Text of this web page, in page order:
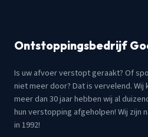
Ontstoppingsbedrijf
Is uw afvoer verstopt geraakt? Of
niet meer door? Dat is vervelend. Wij
meer dan 30 jaar hebben wij al
hun verstopping afgeholpen! Wij zijn
in 1992!